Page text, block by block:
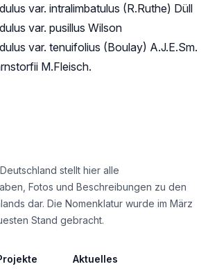
var. intralimbatulus (R.Ruthe) Düll
var. pusillus Wilson
var. tenuifolius (Boulay) A.J.E.Sm.
M.Fleisch.
stellt hier alle
Fotos und Beschreibungen zu den
dar. Die Nomenklatur wurde im März
Stand gebracht.
Aktuelles